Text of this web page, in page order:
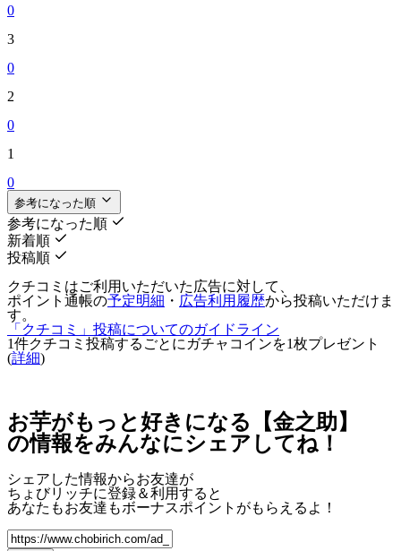
0
3
0
2
0
1
0
参考になった順
参考になった順
新着順
投稿順
クチコミはご利用いただいた広告に対して、
ポイント通帳の予定明細 ・ 広告利用履歴から投稿いただけま
す。
「クチコミ」投稿についてのガイドライン
1件クチコミ投稿するごとに ガチャコインを1枚プレゼント
(詳細)
お芋がもっと好きになる【金之助】
の情報をみんなにシェアしてね！
シェアした情報からお友達が
ちょびリッチに登録＆利用すると
あなたもお友達もボーナスポイント がもらえるよ！